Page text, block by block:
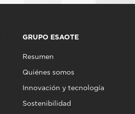
GRUPO ESAOTE
Resumen
Quiénes somos
Innovación y tecnología
Sostenibilidad